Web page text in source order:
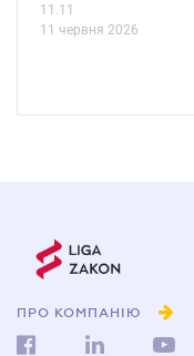
11.11
11 червня 2026
ПРО КОМПАНІЮ